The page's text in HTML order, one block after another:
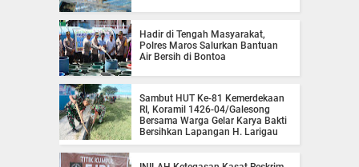
Hadir di Tengah Masyarakat,
Polres Maros Salurkan Bantuan
Air Bersih di Bontoa
Sambut HUT Ke-81 Kemerdekaan
RI, Koramil 1426-04/Galesong
Bersama Warga Gelar Karya Bakti
Bersihkan Lapangan H. Larigau